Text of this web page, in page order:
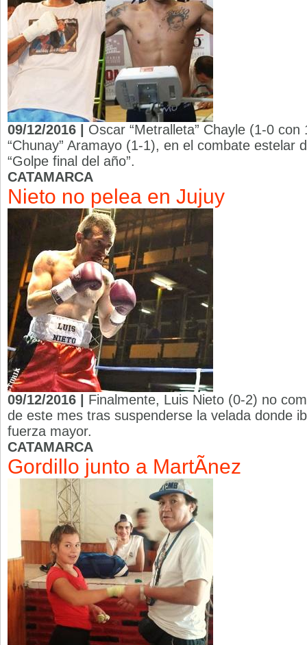
09/12/2016 | Oscar “Metralleta” Chayle (1-0
“Chunay” Aramayo (1-1), en el combate estelar
“Golpe final del año”.
CATAMARCA
Nieto no pelea en Jujuy
09/12/2016 | Finalmente, Luis Nieto (0-2) no
de este mes tras suspenderse la velada donde
fuerza mayor.
CATAMARCA
Gordillo junto a MartÃ­nez